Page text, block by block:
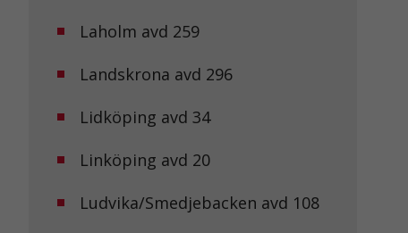
Laholm avd 259
Landskrona avd 296
Lidköping avd 34
Linköping avd 20
Ludvika/Smedjebacken avd 108